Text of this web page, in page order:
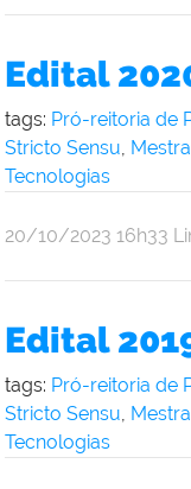
Edital
tags: Pró-reitoria de
Stricto Sensu,
Tecnologias
por
publicado
20/10/2023 16h33
Edital
tags: Pró-reitoria de
Stricto Sensu,
Tecnologias